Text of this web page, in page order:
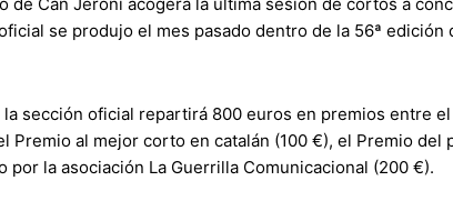
se produjo el mes pasado dentro de la 56ª edición
la sección oficial repartirá 800 euros en premios entre
Premio al mejor corto en catalán (100 €), el Premio
por la asociación La Guerrilla Comunicacional (200 €).